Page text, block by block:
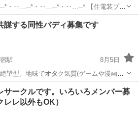
・‥…─*・‥…─*・‥…─* 【住電装プラ
自動車の情報を伝達する重要な役割を果
スの配線の分岐や接続を担うコネクタの
謀する同性バディ募集です
駅
8月5日
望型。地味でオタ ク気質(ゲームや漫画は
その他 バディ
サークルです。いろいろメンバー募
レレ以外もOK）